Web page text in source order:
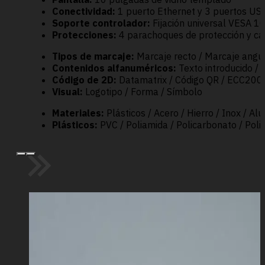
Conectividad: 1 puerto Ethernet y 3 puertos
Soporte controlador: Fijación universal VESA
Protecciones: 4 parachoques de protección y
Tipos de marcaje: Marcaje recto / Marcaje
Contenidos alfanuméricos: Texto introducido /
Código de 2D: Datamatrix / Código QR / ECC200
Visual: Logotipo / Forma / Símbolo
Materiales: Plásticos / Acero / Hierro / Inox /
Plásticos: PVC / Poliamida / Policarbonato /